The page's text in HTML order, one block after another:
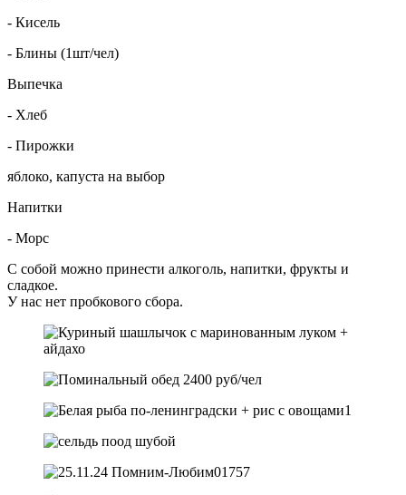
- Кисель
- Блины (1шт/чел)
Выпечка
- Хлеб
- Пирожки
яблоко, капуста на выбор
Напитки
- Морс
С собой можно принести алкоголь, напитки, фрукты и
сладкое.
У нас нет пробкового сбора.